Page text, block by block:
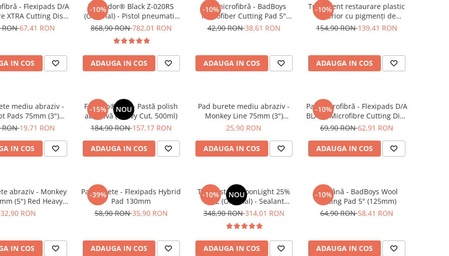
- Flexipads D/A
XTRA Cutting Disc
(155mm)
RON67,41 RON
IN COS
-10%
Tornador® Black Z-020RS
(Original) - Pistol pneumatic
pentru curățare
868,90 RON782,01 RON
ADAUGA IN COS
-10%
Pad microfibră - BadBoys
Microfiber Cutting Pad 5"
(125mm)
42,90 RON38,61 RON
ADAUGA IN COS
-10%
Tratament restaurare plastic
exterior cu pigmenți de
carbon, 56ml - Solution Finish
154,90 RON139,41 RON
ADAUGA IN COS
mediu abraziv -
Pads 75mm (3")
Polishing Pad
RON19,71 RON
IN COS
-15% NOU
Feynlab® A50 - Pastă polish
abrazivă (Heavy Cut, 500ml)
184,90 RON157,17 RON
ADAUGA IN COS
Pad burete mediu abraziv -
Monkey Line 75mm (3")
Orange Medium-Cut Pad
25,90 RON
ADAUGA IN COS
-10%
Pad microfibră - Flexipads D/A
BLACK Microfibre Cutting Disc
6" (150mm)
69,90 RON62,91 RON
ADAUGA IN COS
abraziv - Monkey
(5") Red Heavy-
Cut Pad
32,90 RON
IN COS
-39%
Pad burete - Flexipads Hybrid
Pad 130mm
58,90 RON35,90 RON
ADAUGA IN COS
-10% NOU
TAC System MoonLight 25%
SiO2 (Original) - Sealant
ceramic pentru autovehicule
348,90 RON314,01 RON
ADAUGA IN COS
-10%
Pad lână - BadBoys Wool
Cutting Pad 5" (125mm)
64,90 RON58,41 RON
ADAUGA IN COS